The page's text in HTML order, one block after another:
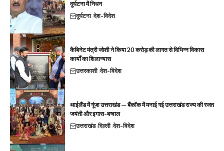
दुर्घटना में निधन
दुर्घटना देश-विदेश
कैबिनेट मंत्री जोशी ने किया 20 करोड़ की लागत से विभिन्न विकास
कार्यों का शिलान्यास
उत्तरकाशी देश-विदेश
थाईलैंड में गूंजा उत्तराखंड — बैंकॉक में मनाई गई उत्तराखंड राज्य की रजत
जयंती और इगास-बग्वाल
उत्तराखंड दिल्ली देश-विदेश